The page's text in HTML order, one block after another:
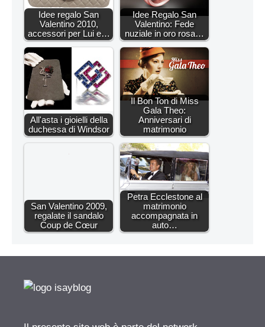
Idee regalo San
Valentino 2010,
accessori per Lui e…
Idee Regalo San
Valentino: Fede
nuziale in oro rosa…
All'asta i gioielli della
duchessa di Windsor
Il Bon Ton di Miss
Gala Theo:
Anniversari di
matrimonio
San Valentino 2009,
regalate il sandalo
Coup de Cœur
Petra Ecclestone al
matrimonio
accompagnata in
auto…